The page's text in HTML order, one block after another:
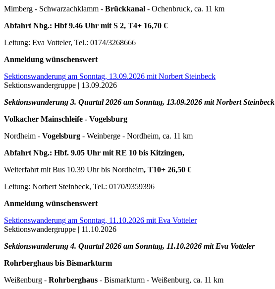
Mimberg - Schwarzachklamm - Brückkanal - Ochenbruck, ca. 11 km
Abfahrt Nbg.: Hbf 9.46 Uhr mit S 2, T4+ 16,70 €
Leitung: Eva Votteler, Tel.: 0174/3268666
Anmeldung wünschenswert
Sektionswanderung am Sonntag, 13.09.2026 mit Norbert Steinbeck
Sektionswandergruppe | 13.09.2026
Sektionswanderung 3. Quartal 2026 am Sonntag, 13.09.2026 mit Norbert Steinbeck
Volkacher Mainschleife - Vogelsburg
Nordheim - Vogelsburg - Weinberge - Nordheim, ca. 11 km
Abfahrt Nbg.: Hbf. 9.05 Uhr mit RE 10 bis Kitzingen,
Weiterfahrt mit Bus 10.39 Uhr bis Nordheim, T10+ 26,50 €
Leitung: Norbert Steinbeck, Tel.: 0170/9359396
Anmeldung wünschenswert
Sektionswanderung am Sonntag, 11.10.2026 mit Eva Votteler
Sektionswandergruppe | 11.10.2026
Sektionswanderung 4. Quartal 2026 am Sonntag, 11.10.2026 mit Eva Votteler
Rohrberghaus bis Bismarkturm
Weißenburg - Rohrberghaus - Bismarkturm - Weißenburg, ca. 11 km